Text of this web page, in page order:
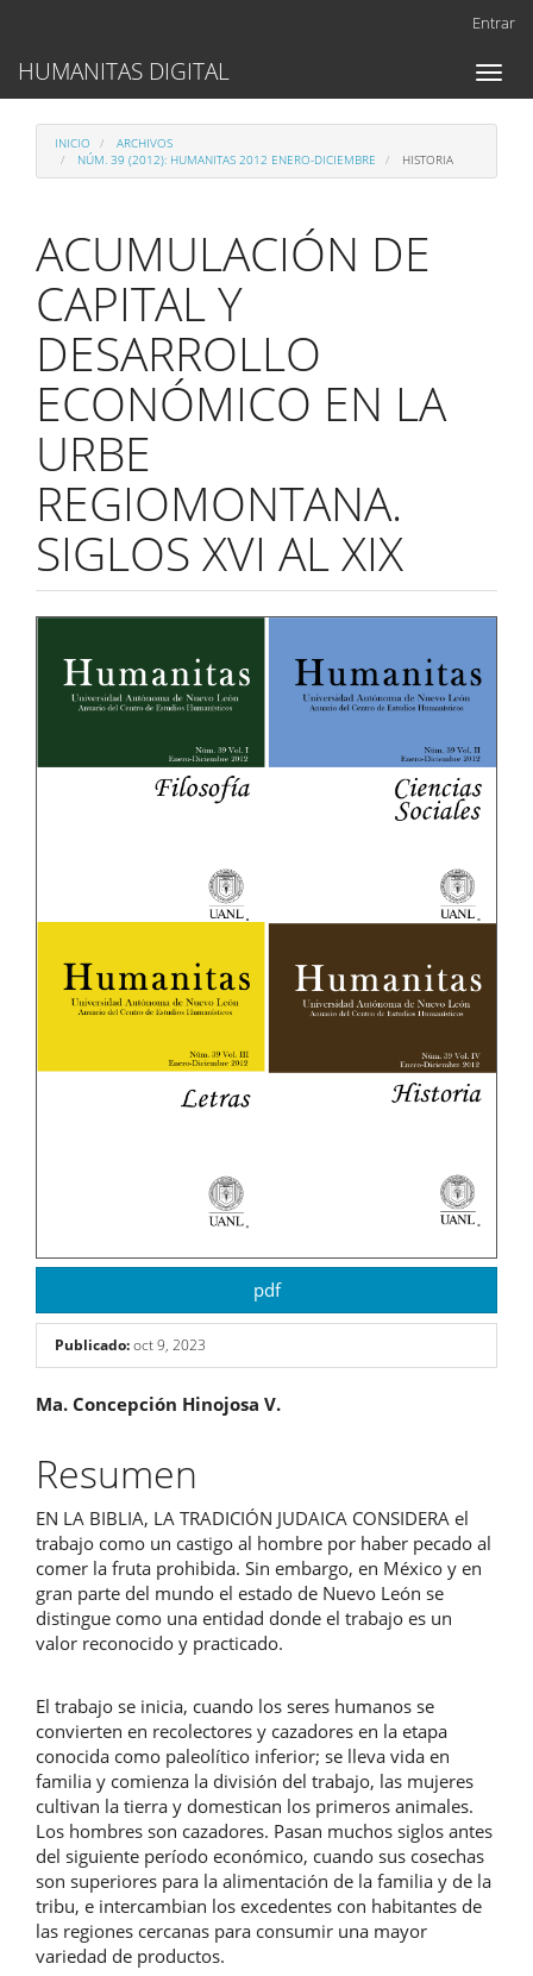
Contenido
principal
lateral
Entrar
Toggle
HUMANITAS DIGITAL
INICIO
ARCHIVOS
NÚM. 39 (2012): HUMANITAS 2012 ENERO-DICIEMBRE
HISTORIA
ACUMULACIÓN DE
CAPITAL Y
DESARROLLO
ECONÓMICO EN LA
URBE
REGIOMONTANA.
SIGLOS XVI AL XIX
Barra
lateral
del
artículo
pdf
Publicado:oct 9, 2023
Contenido
principal
del
artículo
Ma. Concepción Hinojosa V.
Resumen
EN LA BIBLIA, LA TRADICIÓN JUDAICA CONSIDERA el
trabajo como un castigo al hombre por haber pecado al
comer la fruta prohibida. Sin embargo, en México y en
gran parte del mundo el estado de Nuevo León se
distingue como una entidad donde el trabajo es un
valor reconocido y practicado.
El trabajo se inicia, cuando los seres humanos se
convierten en recolectores y cazadores en la etapa
conocida como paleolítico inferior; se lleva vida en
familia y comienza la división del trabajo, las mujeres
cultivan la tierra y domestican los primeros animales.
Los hombres son cazadores. Pasan muchos siglos antes
del siguiente período económico, cuando sus cosechas
son superiores para la alimentación de la familia y de la
tribu, e intercambian los excedentes con habitantes de
las regiones cercanas para consumir una mayor
variedad de productos.